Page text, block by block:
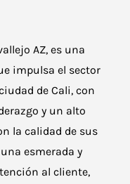
AZ, es una
impulsa el sector
de Cali, con
y un alto
la calidad de sus
esmerada y
al cliente,